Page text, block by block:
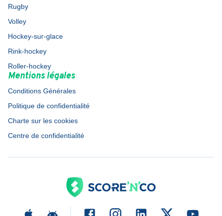
Rugby
Volley
Hockey-sur-glace
Rink-hockey
Roller-hockey
Mentions légales
Conditions Générales
Politique de confidentialité
Charte sur les cookies
Centre de confidentialité